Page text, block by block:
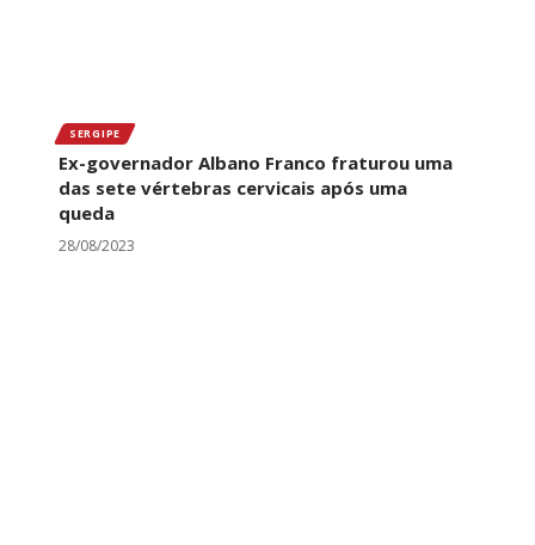
SERGIPE
Ex-governador Albano Franco fraturou uma
das sete vértebras cervicais após uma
queda
28/08/2023